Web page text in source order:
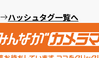
ハッシュタグ一覧へ